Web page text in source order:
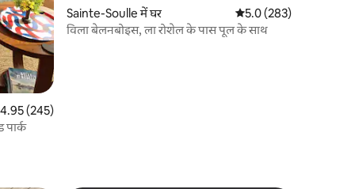
रेटिंग 5 में से 4.95, 245 समीक्षाएँ
4.95 (245)
पार्क
Sainte-Soulle में घर औसत रेटिंग 5 में से 5.0,
5.0 (283)
विला बेलनबोइस, ला रोशेल के पास पूल के साथ